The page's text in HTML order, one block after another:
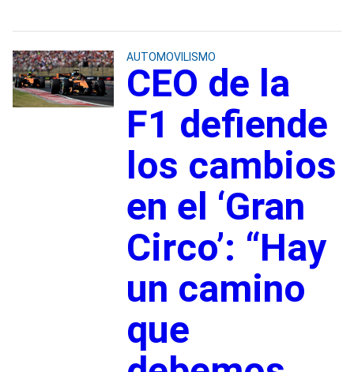
AUTOMOVILISMO
CEO de la
F1 defiende
los cambios
en el ‘Gran
Circo’: “Hay
un camino
que